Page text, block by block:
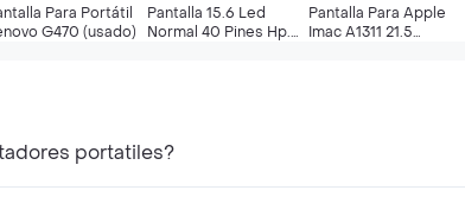
Para Portátil
G470 (usado)
Pantalla 15.6 Led
Normal 40 Pines Hp.
Pantalla Para Apple
Imac A1311 21.5
portatiles?